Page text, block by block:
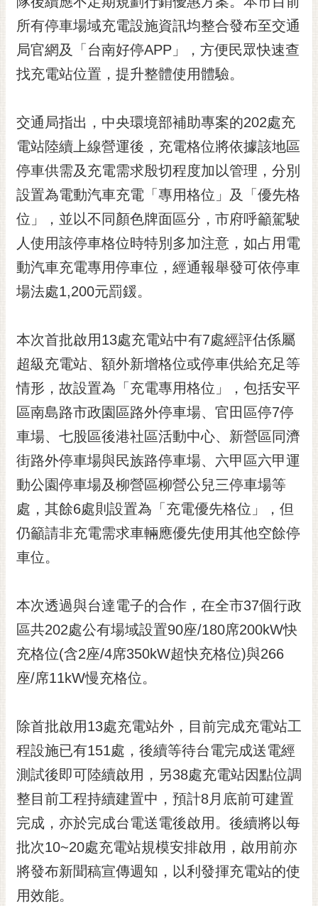
所有停車場域充電設施資訊均整合發布至交通
局官網及「台南好停APP」，方便民眾快速查
找充電站位置，提升整體使用體驗。
交通局指出，中央環境部補助專案的202處充
電站陸續上線營運後，充電格位將依據該地區
停車供需及充電需求殷切程度加以管理，分別
設置為電動汽車充電「專用格位」及「優先格
位」，並以不同顏色牌面區分，市府呼籲駕駛
人使用該停車格位時特別多加注意，如占用電
動汽車充電專用停車位，經通報舉發可依停車
場法處1,200元罰鍰。
本次首批啟用13處充電站中有7處經評估係屬
超級充電站、額外新增格位或停車供給充足等
情形，故設置為「充電專用格位」，包括安平
區南島路市政園區路外停車場、官田區停7停
車場、七股區後港社區活動中心、新營區同濟
街路外停車場與民族路停車場、六甲區六甲運
動公園停車場及柳營區柳營公兒三停車場等
處，其餘6處則設置為「充電優先格位」，但
仍籲請非充電需求車輛應優先使用其他空餘停
車位。
本次透過與台達電子的合作，在全市37個行政
區共202處公有場域設置90座/180席200kW快
充格位(含2座/4席350kW超快充格位)與266
座/席11kW慢充格位。
除首批啟用13處充電站外，目前完成充電站工
程設施已有151處，後續等待台電完成送電經
測試後即可陸續啟用，另38處充電站因點位調
整目前工程持續建置中，預計8月底前可建置
完成，亦於完成台電送電後啟用。後續將以每
批次10~20處充電站規模安排啟用，啟用前亦
將發布新聞稿宣傳週知，以利發揮充電站的使
用效能。